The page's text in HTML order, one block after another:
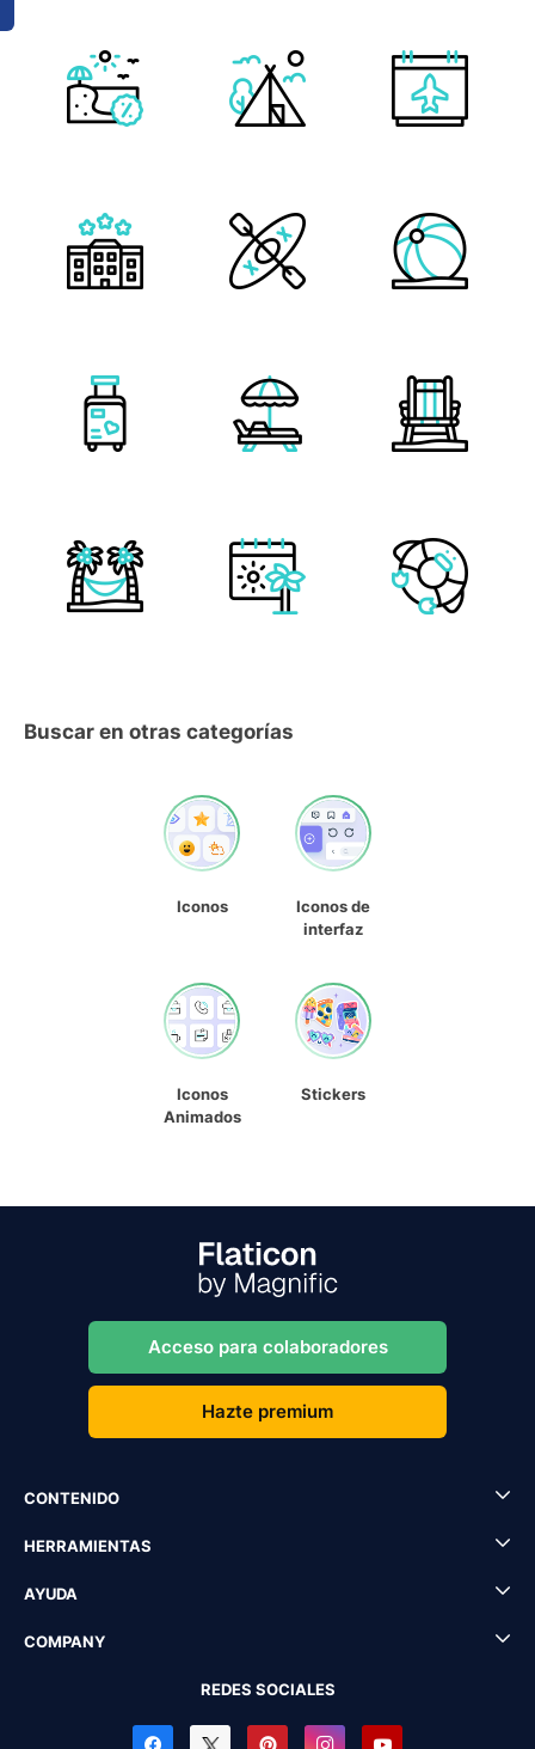
Buscar en otras categorías
Iconos
Iconos de
interfaz
Iconos
Animados
Stickers
Acceso para colaboradores
Hazte premium
CONTENIDO
HERRAMIENTAS
AYUDA
COMPANY
REDES SOCIALES